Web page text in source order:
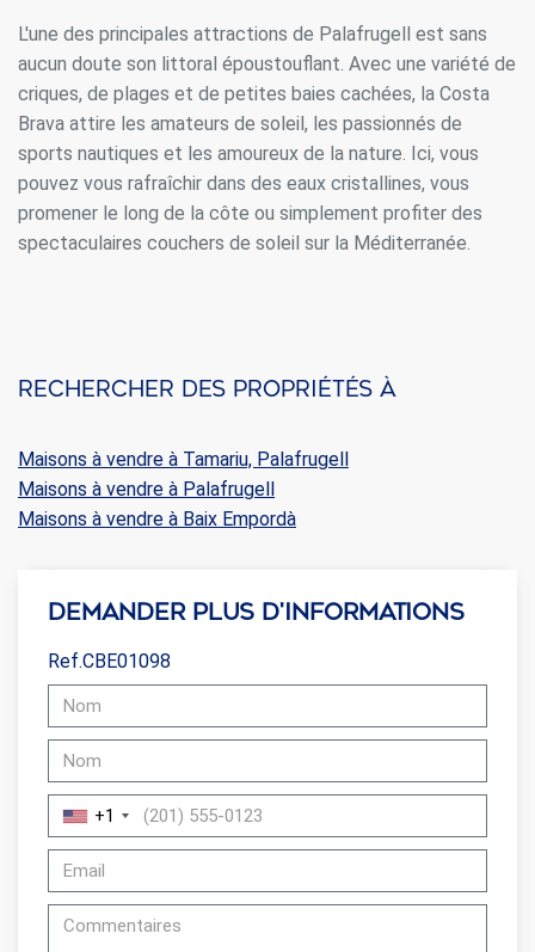
L'une des principales attractions de Palafrugell est sans
aucun doute son littoral époustouflant. Avec une variété de
criques, de plages et de petites baies cachées, la Costa
Brava attire les amateurs de soleil, les passionnés de
sports nautiques et les amoureux de la nature. Ici, vous
pouvez vous rafraîchir dans des eaux cristallines, vous
promener le long de la côte ou simplement profiter des
spectaculaires couchers de soleil sur la Méditerranée.
Rechercher des propriétés à
Maisons à vendre à Tamariu, Palafrugell
Maisons à vendre à Palafrugell
Maisons à vendre à Baix Empordà
Demander plus d'informations
Ref.CBE01098
+1